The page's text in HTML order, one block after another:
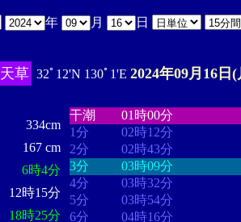
年 月 日
草 32ﾟ12'N 130ﾟ1'E 2024年09月16日(
334cm
167 cm
6時4分
12時15分
18時25分
干潮
01時00分
1分
02時12分
2分
02時43分
3分
03時09分
4分
03時32分
5分
03時54分
6分
04時16分